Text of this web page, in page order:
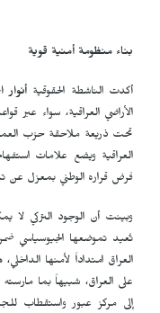
بناء منظومة أمنية قوية
أكدت الناشطة الحقوقية أنوار
الأراضي العراقية، سواء عبر
تحت ذريعة ملاحقة حزب
العراقية ويضع علامات
فرض قراره الوطني بمعزل عن
وبينت أن الوجود التركي لا
تُعيد تموضعها الجيوسياسي
العراق امتداداً لأمنها
على العراق، شبيهاً بما
إلى مركز عبور واستقطاب